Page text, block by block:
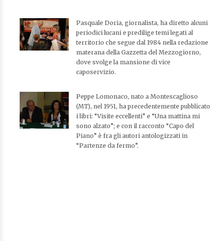
Pasquale Doria, giornalista, ha diretto alcuni
periodici lucani e predilige temi legati al
territorio che segue dal 1984 nella redazione
materana della Gazzetta del Mezzogiorno,
dove svolge la mansione di vice
caposervizio.
Peppe Lomonaco, nato a Montescaglioso
(MT), nel 1951, ha precedentemente pubblicato
i libri: “Visite eccellenti” e “Una mattina mi
sono alzato”; e con il racconto “Capo del
Piano” è fra gli autori antologizzati in
“Partenze da fermo”.